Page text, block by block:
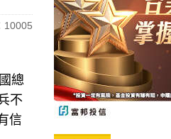
10005
總
不
信